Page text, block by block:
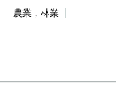
農業，林業